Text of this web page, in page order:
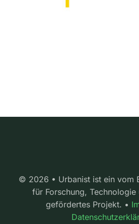
© 2026 • Urbanist ist ein vom
für Forschung, Technologie
gefördertes Projekt. •